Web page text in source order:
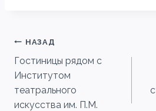
Навигация
по
записям
НАЗАД
Гостиницы рядом с
Институтом
театрального
искусства им. П.М.